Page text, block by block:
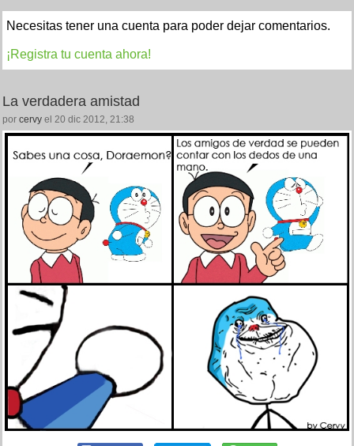
Necesitas tener una cuenta para poder dejar comentarios.
¡Registra tu cuenta ahora!
La verdadera amistad
por cervy el 20 dic 2012, 21:38